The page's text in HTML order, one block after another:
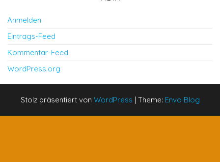
Anmelden
Eintrags-Feed
Kommentar-Feed
WordPress.org
Stolz präsentiert von WordPress | Theme: Envo Blog